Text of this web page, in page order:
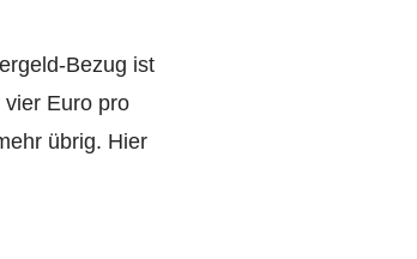
Bezug ist
Euro pro
übrig. Hier